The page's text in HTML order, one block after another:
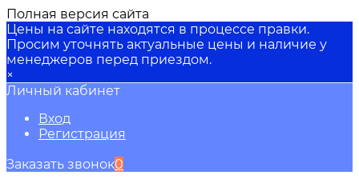
Полная версия сайта
Цены на сайте находятся в процессе правки.
Просим уточнять актуальные цены и наличие у
менеджеров перед приездом.
×
Личный кабинет
Вход
Регистрация
Заказать звонок0